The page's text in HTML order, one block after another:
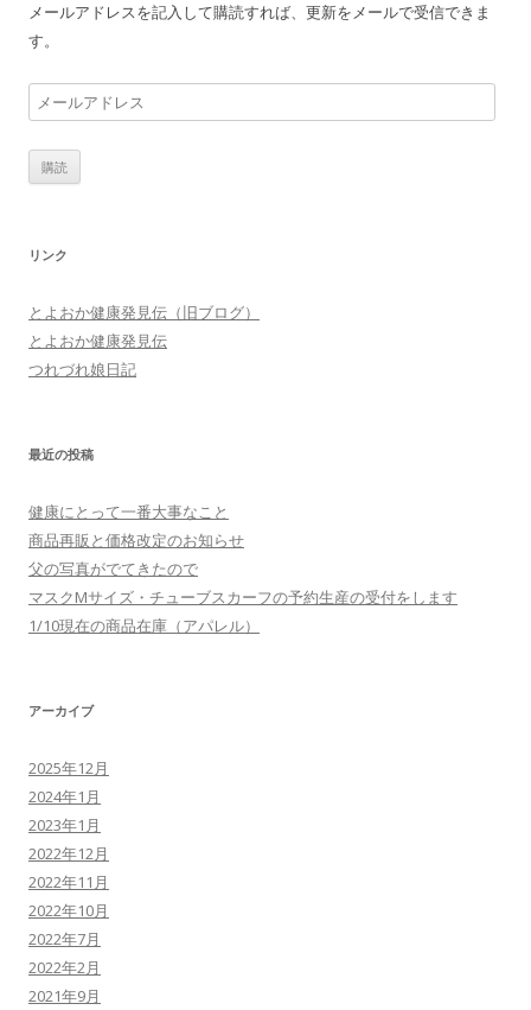
シ
ン
メールアドレスを記入して購読すれば、更新をメールで受信できま
す。
メ
ー
ル
ア
ス
リンク
とよおか健康発見伝（旧ブログ）
とよおか健康発見伝
つれづれ娘日記
最近の投稿
健康にとって一番大事なこと
商品再販と価格改定のお知らせ
父の写真がでてきたので
マスクMサイズ・チューブスカーフの予約生産の受付をします
1/10現在の商品在庫（アパレル）
アーカイブ
2025年12月
2024年1月
2023年1月
2022年12月
2022年11月
2022年10月
2022年7月
2022年2月
2021年9月